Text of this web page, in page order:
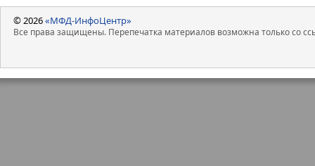
© 2026«МФД-ИнфоЦентр»
Все права защищены. Перепечатка материалов возможна только со